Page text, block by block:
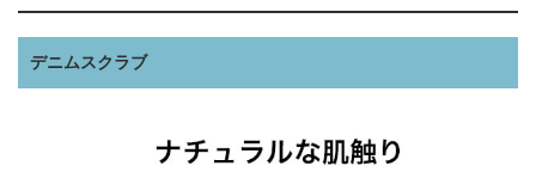
デニムスクラブ